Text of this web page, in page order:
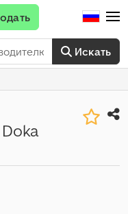
Искать